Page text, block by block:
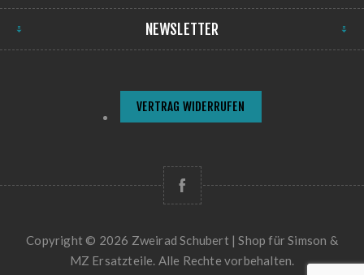
NEWSLETTER
VERTRAG WIDERRUFEN
Copyright © 2026 Zweirad Schubert | Shop für Simson &
MZ Ersatzteile. Alle Rechte vorbehalten.